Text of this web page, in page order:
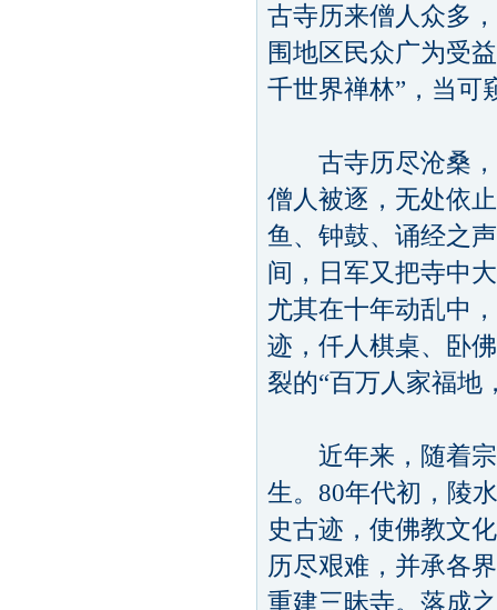
古寺历来僧人众多
围地区民众广为受
千世界禅林”，当可
古寺历尽沧桑，
僧人被逐，无处依
鱼、钟鼓、诵经之
间，日军又把寺中
尤其在十年动乱中
迹，仟人棋桌、卧
裂的“百万人家福地
近年来，随着宗
生。80年代初，陵
史古迹，使佛教文
历尽艰难，并承各
重建三昧寺。落成